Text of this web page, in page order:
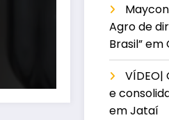
Agro de
Brasil” em
VÍDEO|
e
em Jataí